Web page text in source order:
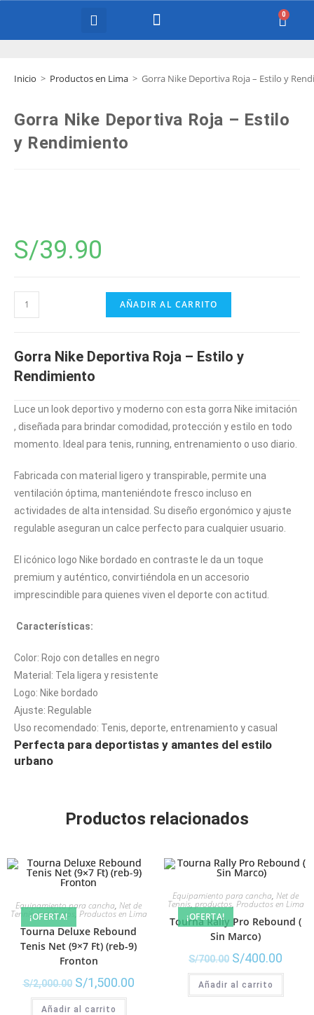
Inicio > Productos en Lima > Gorra Nike Deportiva Roja – Estilo y
Gorra Nike Deportiva Roja – Estilo
y Rendimiento
S/39.90
AÑADIR AL CARRITO
Gorra Nike Deportiva Roja – Estilo y
Rendimiento
Luce un look deportivo y moderno con esta gorra Nike imitación
, diseñada para brindar comodidad, protección y estilo en todo
momento. Ideal para tenis, running, entrenamiento o uso diario.
Fabricada con material ligero y transpirable, permite una
ventilación óptima, manteniéndote fresco incluso en
actividades de alta intensidad. Su diseño ergonómico y ajuste
regulable aseguran un calce perfecto para cualquier usuario.
El icónico logo Nike bordado en contraste le da un toque
premium y auténtico, convirtiéndola en un accesorio
imprescindible para quienes viven el deporte con actitud.
Características:
Color: Rojo con detalles en negro
Material: Tela ligera y resistente
Logo: Nike bordado
Ajuste: Regulable
Uso recomendado: Tenis, deporte, entrenamiento y casual
Perfecta para deportistas y amantes del estilo
urbano
Productos relacionados
¡OFERTA!
Equipamiento para cancha, Net de
Tennis,productos Productos en Lima
Tourna Deluxe Rebound
Tenis Net (9×7 Ft) (reb-9)
Fronton
S/2,000.00 S/1,500.00
Añadir al carrito
¡OFERTA!
Equipamiento para cancha, Net de
Tennis, productos, Productos en Lima
Tourna Rally Pro Rebound (
Sin Marco)
S/700.00 S/400.00
Añadir al carrito